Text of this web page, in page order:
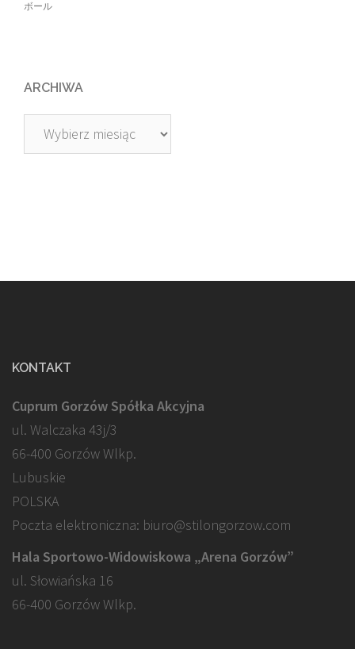
ボール
ARCHIWA
Archiwa
KONTAKT
Cuprum Gorzów Spółka Akcyjna
ul. Walczaka 43j/3
66-400 Gorzów Wlkp.
Lubuskie
POLSKA
Poczta elektroniczna: biuro@stilongorzow.com
Hala Sportowo-Widowiskowa „Arena Gorzów”
ul. Słowiańska 16
66-400 Gorzów Wlkp.